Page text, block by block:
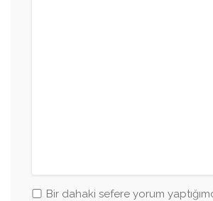
Bir dahaki sefere yorum